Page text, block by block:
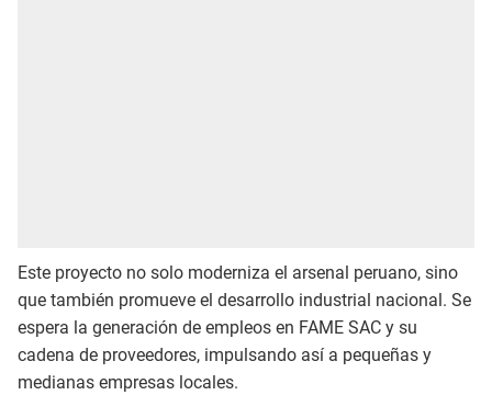
Este proyecto no solo moderniza el arsenal peruano, sino
que también promueve el desarrollo industrial nacional. Se
espera la generación de empleos en FAME SAC y su
cadena de proveedores, impulsando así a pequeñas y
medianas empresas locales.